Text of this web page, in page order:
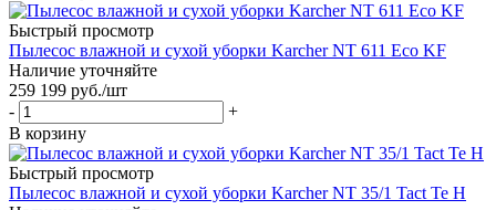
Быстрый просмотр
Пылесос влажной и сухой уборки Karcher NT 611 Eco KF
Наличие уточняйте
259 199 руб./шт
-
+
В корзину
Быстрый просмотр
Пылесос влажной и сухой уборки Karcher NT 35/1 Tact Te H